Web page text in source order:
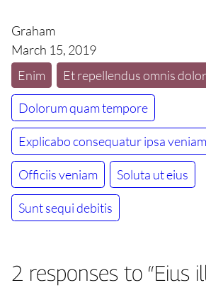
Graham
March 15, 2019
Enim
Et repellendus omnis
Dolorum quam tempore
Explicabo consequatur ipsa veniam
Officiis veniam Soluta ut eius
Sunt sequi debitis
2 responses to “Eius